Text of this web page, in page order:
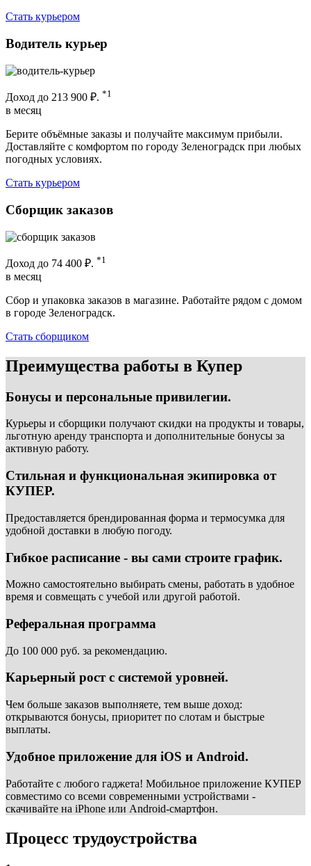
Стать курьером
Водитель курьер
Доход до 213 900 ₽. *1
в месяц
Берите объёмные заказы и получайте максимум прибыли.
Доставляйте с комфортом по городу Зеленоградск при любых
погодных условиях.
Стать курьером
Сборщик заказов
Доход до 74 400 ₽. *1
в месяц
Сбор и упаковка заказов в магазине. Работайте рядом с домом
в городе Зеленоградск.
Стать сборщиком
Преимущества работы в Купер
Бонусы и персональные привилегии.
Курьеры и сборщики получают скидки на продукты и товары,
льготную аренду транспорта и дополнительные бонусы за
активную работу.
Стильная и функциональная экипировка от
КУПЕР.
Предоставляется брендированная форма и термосумка для
удобной доставки в любую погоду.
Гибкое расписание - вы сами строите график.
Можно самостоятельно выбирать смены, работать в удобное
время и совмещать с учебой или другой работой.
Реферальная программа
До 100 000 руб. за рекомендацию.
Карьерный рост с системой уровней.
Чем больше заказов выполняете, тем выше доход:
открываются бонусы, приоритет по слотам и быстрые
выплаты.
Удобное приложение для iOS и Android.
Работайте с любого гаджета! Мобильное приложение КУПЕР
совместимо со всеми современными устройствами -
скачивайте на iPhone или Android-смартфон.
Процесс трудоустройства